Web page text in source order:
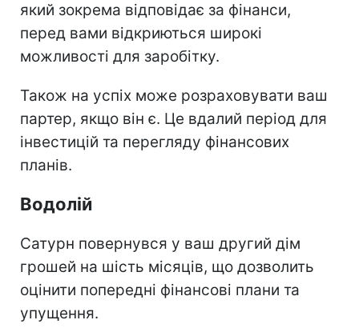
який зокрема відповідає за фінанси,
перед вами відкриються широкі
можливості для заробітку.
Також на успіх може розраховувати ваш
партер, якщо він є. Це вдалий період для
інвестицій та перегляду фінансових
планів.
Водолій
Сатурн повернувся у ваш другий дім
грошей на шість місяців, що дозволить
оцінити попередні фінансові плани та
упущення.